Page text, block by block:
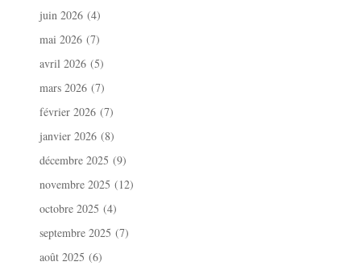
juin 2026 (4)
mai 2026 (7)
avril 2026 (5)
mars 2026 (7)
février 2026 (7)
janvier 2026 (8)
décembre 2025 (9)
novembre 2025 (12)
octobre 2025 (4)
septembre 2025 (7)
août 2025 (6)